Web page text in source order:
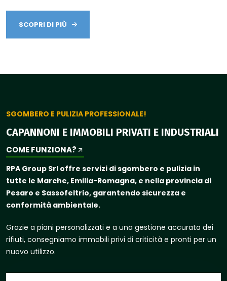
SCOPRI DI PIÙ
SGOMBERO E PULIZIA PROFESSIONALE!
CAPANNONI E IMMOBILI PRIVATI E INDUSTRIALI
COME FUNZIONA?
RPA Group Srl offre servizi di sgombero e pulizia in
tutte le Marche, Emilia-Romagna, e nella provincia di
Pesaro e Sassofeltrio, garantendo sicurezza e
conformità ambientale.
Grazie a piani personalizzati e a una gestione accurata dei
rifiuti, consegniamo immobili privi di criticità e pronti per un
nuovo utilizzo.